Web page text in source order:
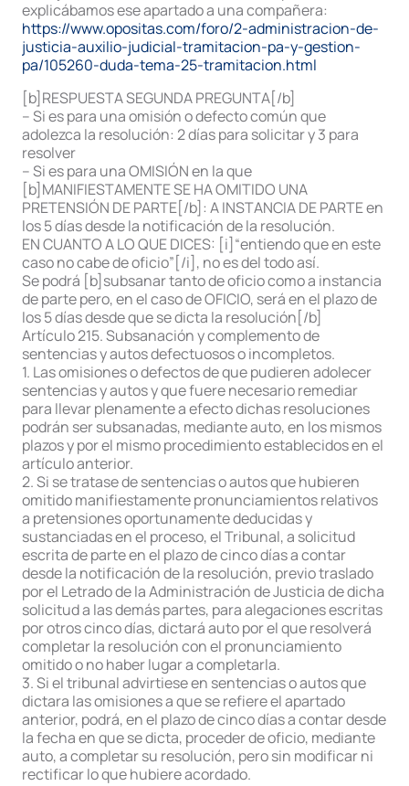
explicábamos ese apartado a una compañera:
https://www.opositas.com/foro/2-administracion-de-
justicia-auxilio-judicial-tramitacion-pa-y-gestion-
pa/105260-duda-tema-25-tramitacion.html
[b]RESPUESTA SEGUNDA PREGUNTA[/b]
– Si es para una omisión o defecto común que
adolezca la resolución: 2 días para solicitar y 3 para
resolver
– Si es para una OMISIÓN en la que
[b]MANIFIESTAMENTE SE HA OMITIDO UNA
PRETENSIÓN DE PARTE[/b]: A INSTANCIA DE PARTE en
los 5 días desde la notificación de la resolución.
EN CUANTO A LO QUE DICES: [i]“entiendo que en este
caso no cabe de oficio”[/i], no es del todo así.
Se podrá [b]subsanar tanto de oficio como a instancia
de parte pero, en el caso de OFICIO, será en el plazo de
los 5 días desde que se dicta la resolución[/b]
Artículo 215. Subsanación y complemento de
sentencias y autos defectuosos o incompletos.
1. Las omisiones o defectos de que pudieren adolecer
sentencias y autos y que fuere necesario remediar
para llevar plenamente a efecto dichas resoluciones
podrán ser subsanadas, mediante auto, en los mismos
plazos y por el mismo procedimiento establecidos en el
artículo anterior.
2. Si se tratase de sentencias o autos que hubieren
omitido manifiestamente pronunciamientos relativos
a pretensiones oportunamente deducidas y
sustanciadas en el proceso, el Tribunal, a solicitud
escrita de parte en el plazo de cinco días a contar
desde la notificación de la resolución, previo traslado
por el Letrado de la Administración de Justicia de dicha
solicitud a las demás partes, para alegaciones escritas
por otros cinco días, dictará auto por el que resolverá
completar la resolución con el pronunciamiento
omitido o no haber lugar a completarla.
3. Si el tribunal advirtiese en sentencias o autos que
dictara las omisiones a que se refiere el apartado
anterior, podrá, en el plazo de cinco días a contar desde
la fecha en que se dicta, proceder de oficio, mediante
auto, a completar su resolución, pero sin modificar ni
rectificar lo que hubiere acordado.